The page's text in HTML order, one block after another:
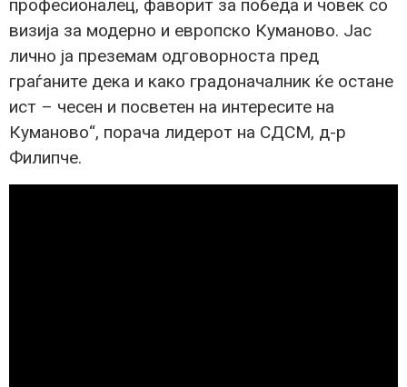
професионалец, фаворит за победа и човек со
визија за модерно и европско Куманово. Јас
лично ја преземам одговорноста пред
граѓаните дека и како градоначалник ќе остане
ист – чесен и посветен на интересите на
Куманово“, порача лидерот на СДСМ, д-р
Филипче.